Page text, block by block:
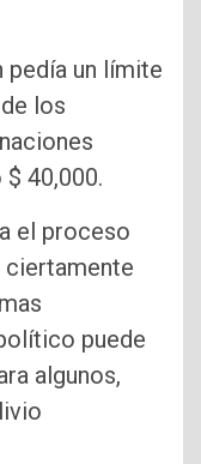
pedía un límite
los
40,000.
el proceso
ciertamente
puede
algunos,